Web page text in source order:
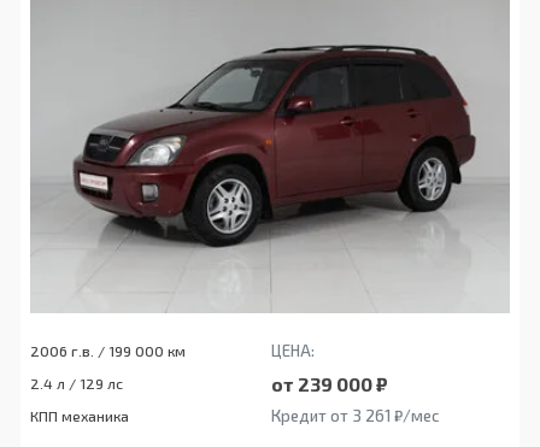
2006 г.в. / 199 000 км ЦЕНА:
2.4 л / 129 лс от 239 000 ₽
КПП механика Кредит от 3 261 ₽/мес